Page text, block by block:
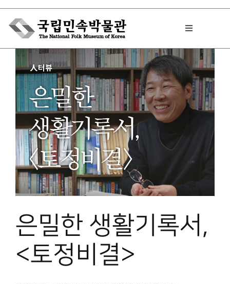
Skip
content
Toggle
박물관에서는
민속이야기
민속 인사이드
원문보기 PDF
박물관 홈페이지
은밀한 생활기록서,
<토정비결>